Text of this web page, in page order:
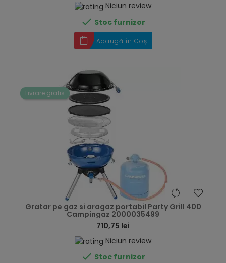
Niciun review
 Stoc furnizor
Adaugă în Coș
Livrare gratis
Gratar pe gaz si aragaz portabil Party Grill 400
Campingaz 2000035499
710,75 lei
Niciun review
 Stoc furnizor